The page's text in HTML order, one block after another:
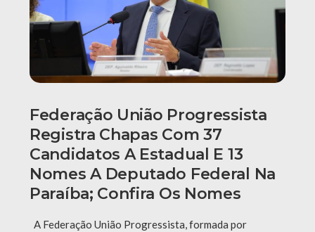
Federação União Progressista
Registra Chapas Com 37
Candidatos A Estadual E 13
Nomes A Deputado Federal Na
Paraíba; Confira Os Nomes
A Federação União Progressista, formada por